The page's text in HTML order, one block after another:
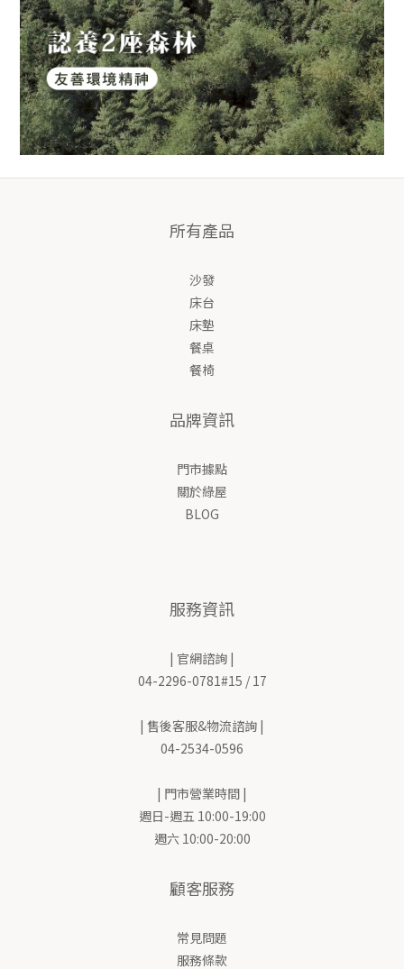
所有產品
沙發
床台
床墊
餐桌
餐椅
品牌資訊
門市據點
關於綠屋
BLOG
服務資訊
| 官網諮詢 |
04-2296-0781#15 / 17
| 售後客服&物流諮詢 |
04-2534-0596
| 門市營業時間 |
週日-週五 10:00-19:00
週六 10:00-20:00
顧客服務
常見問題
服務條款